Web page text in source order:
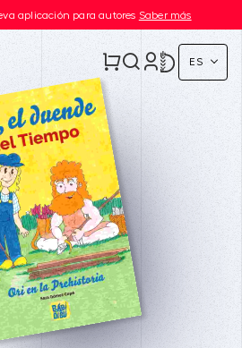
aplicación para autores Saber más
ES